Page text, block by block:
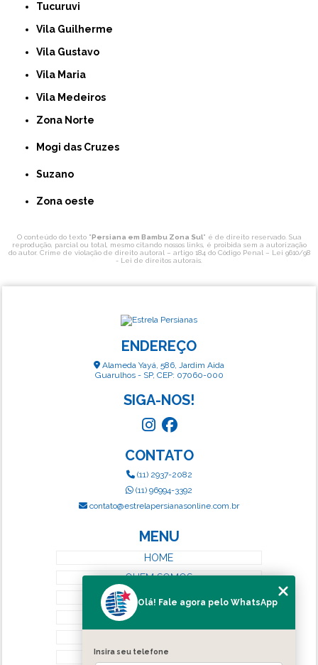
Tucuruvi
Vila Guilherme
Vila Gustavo
Vila Maria
Vila Medeiros
Zona Norte
Mogi das Cruzes
Suzano
Zona oeste
O conteúdo do texto "Persiana em Bambu Zona Sul" é de direito reservado. Sua
reprodução, parcial ou total, mesmo citando nossos links, é proibida sem a autorização
do autor. Crime de violação de direito autoral – artigo 184 do Código Penal – Lei 9610/98
- Lei de direitos autorais.
ENDEREÇO
Alameda Yayá, 586, Jardim Aida
Guarulhos - SP, CEP: 07060-000
SIGA-NOS!
CONTATO
(11) 2937-2082
(11) 96994-3392
contato@estrelapersianasonline.com.br
MENU
HOME
QUEM SOMOS
SERVIÇOS
CATEGORIAS
Olá! Fale agora pelo WhatsApp
Insira seu telefone